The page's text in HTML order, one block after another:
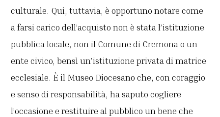
culturale. Qui, tuttavia, è opportuno notare come
a farsi carico dell’acquisto non è stata l’istituzione
pubblica locale, non il Comune di Cremona o un
ente civico, bensì un’istituzione privata di matrice
ecclesiale. È il Museo Diocesano che, con coraggio
e senso di responsabilità, ha saputo cogliere
l’occasione e restituire al pubblico un bene che